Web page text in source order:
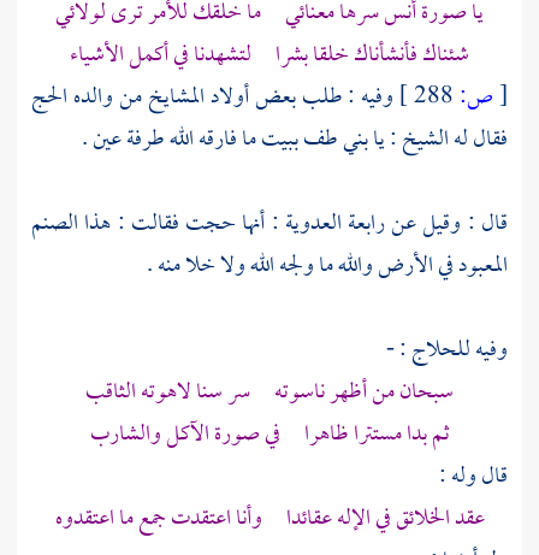
يا صورة أنس سرها معنائي ما خلقك للأمر ترى لولائي
شئناك فأنشأناك خلقا بشرا لتشهدنا في أكمل الأشياء
[ص:
وفيه : طلب بعض أولاد المشايخ من والده الحج
فقال له الشيخ : يا بني طف ببيت ما فارقه الله طرفة عين .
قال : وقيل عنرابعة العدوية : أنها حجت فقالت : هذا الصنم
المعبود في الأرض والله ما ولجه الله ولا خلا منه .
وفيه للحلاج : -
سبحان من أظهر ناسوته سر سنا لاهوته الثاقب
ثم بدا مستترا ظاهرا في صورة الآكل والشارب
قال وله :
عقد الخلائق في الإله عقائدا وأنا اعتقدت جمع ما اعتقدوه